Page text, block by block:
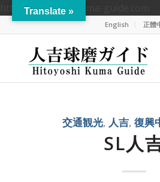
https://hitoyoshikuma-guide.com
English 正體
交通観光, 人吉,復興
SL人
Translate »